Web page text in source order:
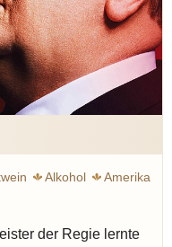
Alkohol
Amerika
der Regie lernte